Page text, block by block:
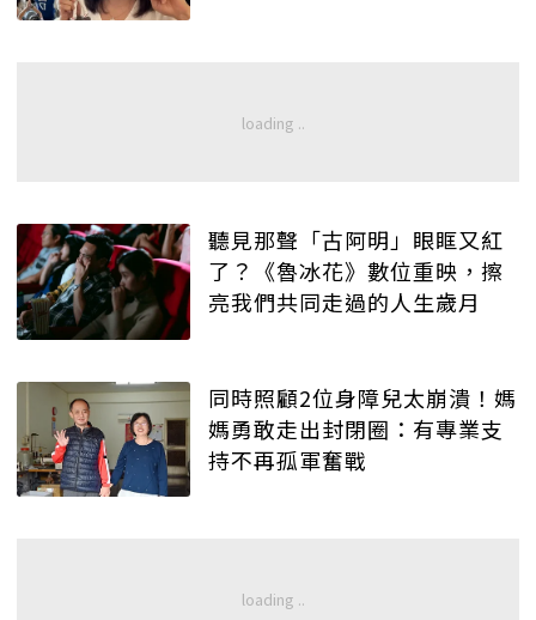
聽見那聲「古阿明」眼眶又紅
了？《魯冰花》數位重映，擦
亮我們共同走過的人生歲月
同時照顧2位身障兒太崩潰！媽
媽勇敢走出封閉圈：有專業支
持不再孤軍奮戰